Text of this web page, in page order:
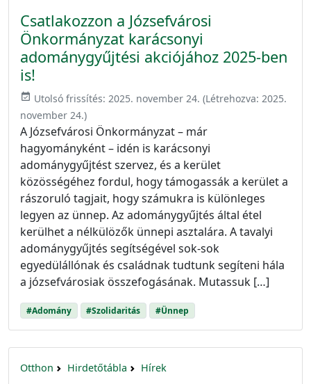
Csatlakozzon a Józsefvárosi
Önkormányzat karácsonyi
adománygyűjtési akciójához 2025-ben
is!
event_available Utolsó frissítés: 2025. november 24. (Létrehozva: 2025.
november 24.)
A Józsefvárosi Önkormányzat – már
hagyományként – idén is karácsonyi
adománygyűjtést szervez, és a kerület
közösségéhez fordul, hogy támogassák a kerület a
rászoruló tagjait, hogy számukra is különleges
legyen az ünnep. Az adománygyűjtés által étel
kerülhet a nélkülözők ünnepi asztalára. A tavalyi
adománygyűjtés segítségével sok-sok
egyedülállónak és családnak tudtunk segíteni hála
a józsefvárosiak összefogásának. Mutassuk […]
#Adomány #Szolidaritás #Ünnep
Otthon Hirdetőtábla Hírek